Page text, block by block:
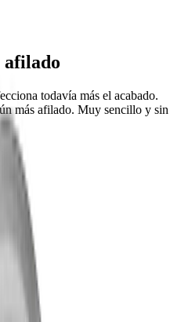
afilado
todavía más el acabado.
más afilado. Muy sencillo y sin